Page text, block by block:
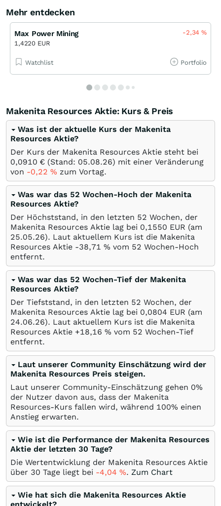
Mehr entdecken
Max Power Mining
1,4220 EUR
-2,34%
Watchlist Portfolio
Makenita Resources Aktie: Kurs & Preis
Was ist der aktuelle Kurs der Makenita
Resources Aktie?
Der Kurs der Makenita Resources Aktie steht bei
0,0910 € (Stand: 05.08.26) mit einer Veränderung
von -0,22 % zum Vortag.
Was war das 52 Wochen-Hoch der Makenita
Resources Aktie?
Der Höchststand, in den letzten 52 Wochen, der
Makenita Resources Aktie lag bei 0,1550 EUR (am
25.05.26). Laut aktuellem Kurs ist die Makenita
Resources Aktie -38,71 % vom 52 Wochen-Hoch
entfernt.
Was war das 52 Wochen-Tief der Makenita
Resources Aktie?
Der Tiefststand, in den letzten 52 Wochen, der
Makenita Resources Aktie lag bei 0,0804 EUR (am
24.06.26). Laut aktuellem Kurs ist die Makenita
Resources Aktie +18,16 % vom 52 Wochen-Tief
entfernt.
Laut unserer Community Einschätzung wird der
Makenita Resources Preis steigen.
Laut unserer Community-Einschätzung gehen 0%
der Nutzer davon aus, dass der Makenita
Resources-Kurs fallen wird, während 100% einen
Anstieg erwarten.
Wie ist die Performance der Makenita Resources
Aktie der letzten 30 Tage?
Die Wertentwicklung der Makenita Resources Aktie
über 30 Tage liegt bei -4,04 %. Zum Chart
Wie hat sich die Makenita Resources Aktie